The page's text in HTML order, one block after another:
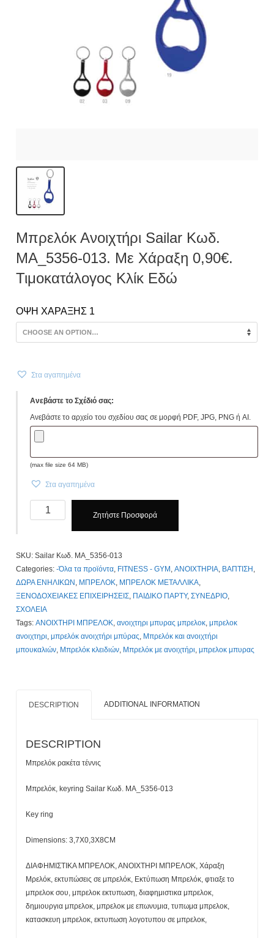
Μπρελόκ Ανοιχτήρι Sailar Κωδ.
MA_5356-013. Με Χάραξη 0,90€.
Τιμοκατάλογος Κλίκ Εδώ
ΟΨΗ ΧΑΡΑΞΗΣ 1
Στα αγαπημένα
Ανεβάστε το Σχέδιό σας:
Ανεβάστε το αρχείο του σχεδίου σας σε μορφή PDF, JPG, PNG ή AI.
(max file size 64 MB)
Στα αγαπημένα
Μπρελόκ
Ανοιχτήρι
MA_5356-
013.
Με
Χάραξη
0,90€.
Τιμοκατάλογος
Κλίκ
Εδώ
Ζητήστε Προσφορά
SKU:Sailar Κωδ. MA_5356-013
Categories:-Όλα τα προϊόντα, FITNESS - GYM ,ΑΝΟΙΧΤΗΡΙΑ, ΒΑΠΤΙΣΗ ,
ΔΩΡΑ ΕΝΗΛΙΚΩΝ , ΜΠΡΕΛΟΚ, ΜΠΡΕΛΟΚ ΜΕΤΑΛΛΙΚΑ,
ΞΕΝΟΔΟΧΕΙΑΚΕΣ ΕΠΙΧΕΙΡΗΣΕΙΣ, ΠΑΙΔΙΚΟ ΠΑΡΤΥ,ΣΥΝΕΔΡΙΟ,
ΣΧΟΛΕΙΑ
Tags:ΑΝΟΙΧΤΗΡΙ ΜΠΡΕΛΟΚ,ανοιχτηρι μπυρας μπρελοκ,μπρελοκ
ανοιχτηρι,μπρελόκ ανοιχτήρι μπύρας, Μπρελόκ και ανοιχτήρι
μπουκαλιών, Μπρελόκ κλειδιών, Μπρελόκ με ανοιχτήρι,μπρελοκ μπυρας
DESCRIPTION ADDITIONAL INFORMATION
DESCRIPTION
Μπρελόκ ρακέτα τέννις
Μπρελόκ, keyring Sailar Κωδ. MA_5356-013
Key ring
Dimensions: 3,7X0,3X8CM
ΔΙΑΦΗΜΙΣΤΙΚΑ ΜΠΡΕΛΟΚ, ΑΝΟΙΧΤΗΡΙ ΜΠΡΕΛΟΚ, Χάραξη
Μρελόκ, εκτυπώσεις σε μπρελόκ, Εκτύπωση Μπρελόκ, φτιαξε το
μπρελοκ σου, μπρελοκ εκτυπωση, διαφημιστικα μπρελοκ,
δημιουργια μπρελοκ, μπρελοκ με επωνυμια, τυπωμα μπρελοκ,
κατασκευη μπρελοκ, εκτυπωση λογοτυπου σε μπρελοκ,